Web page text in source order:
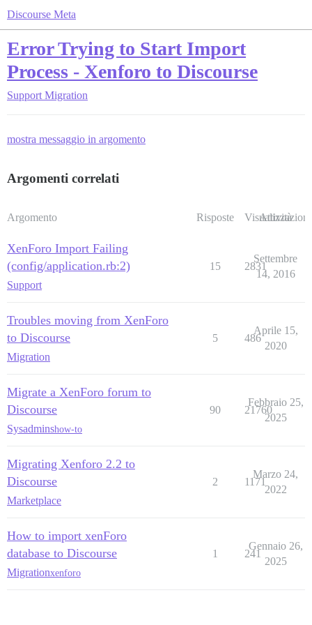
Discourse Meta
Error Trying to Start Import
Process - Xenforo to Discourse
Support Migration
mostra messaggio in argomento
Argomenti correlati
Argomento Risposte Visualizzazioni
Attività
XenForo Import Failing
(config/application.rb:2)
Support
15 2831
Settembre
14, 2016
Troubles moving from XenForo
to Discourse
Migration
5 486
Aprile 15,
2020
Migrate a XenForo forum to
Discourse
Sysadminshow-to
90 21760
Febbraio 25,
2025
Migrating Xenforo 2.2 to
Discourse
Marketplace
2 1171
Marzo 24,
2022
How to import xenForo
database to Discourse
Migrationxenforo
1 241
Gennaio 26,
2025